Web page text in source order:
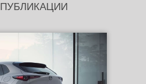
ПУБЛИКАЦИИ